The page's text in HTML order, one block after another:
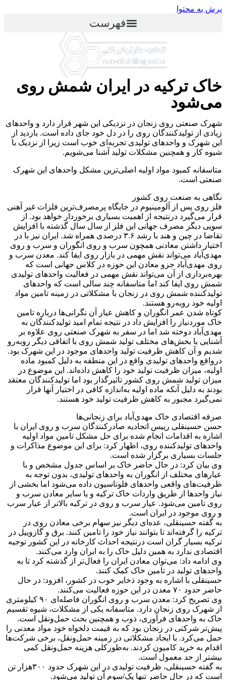
پرش به محتوا
فهرست
خاک ترکیه در ایران شمش روی
می‌شود
شهرک صنعتی روی زنجان در نزدیکی این شهر قرار دارد و واحدهای
زیادی از تولیدکنندگان روی را در دل خود جای داده است. بازدید از
این شهرک و واحدهای تولیدی تجربه‌ای خوب است زیرا از نزدیک با
شیوه کار و همچنین مشکلات تولید آشنا می‌شویم.
متاسفانه کمبود مواد اولیه اصلی‌ترین مشکل واحد‌های این شهرک
صنعتی است.
نگاهی به صنعت روی کشور
فلز روی پس از آلومینیوم در جایگاه پرمصرف‌ترین فلزات غیر آهنی
قرار می‌گیرد درنتیجه از اهمیت بسیاری برخوردار خواهد بود. از
سویی دیگر مصرف جهانی این فلز از سال سال گذشته با افزایش
تقاضا در چین و هند با رشد ۳.۶ درصدی همراه شد. ایران نیز با در
اختیار داشتن معادنی همچون سرب و روی انگوران و سرب و روی
مهدی‌آباد می‌تواند نقش مهمی در بازار روی ایفا کند. معدن سرب و
روی مهدی‌آباد جزو معادن این حوزه در کلاس جهانی است که
بهره‌برداری از آن می‌تواند نقش مهمی در فعالیت واحدهای تولیدی
شمش روی ایفا کند اما متاسفانه چند سالی است که واحدهای
تولید‌کننده شمش روی در زنجان با مشکلاتی در زمینه تامین مواد
اولیه خود رو‌به‌رو هستند.
کوتاه شدن عمر انگوران و کاهش عیار آن نگرانی‌ها درباره تامین
خاک موردنیاز را افزایش داد در نتیجه تمام امید تولیدکنندگان به
مهدی‌آباد دوخته شد اما در سفر به شهرک صنعتی روی علاوه بر
آشنایی با بخش‌های مختلف تولید شمش روی با اتفاقی دیگر رو‌به‌رو
شدیم و آن کاهش ظرفیت تولید واحدهای موجود در این شهرک بود.
درواقع واحدهای تولیدی واقع در این منطقه به دلیل کمبود ماده
اولیه، میزان ظرفیت تولید خود را کاهش داده‌اند. این موضوع در
میزان تولید شمش روی کشور تاثیر‌گذار بود اما تولیدکنندگان معتقد
بودند به دلیل آنکه ماده اولیه به‌اندازه کافی در اختیار آنها قرار
نمی‌گیرد مجبور به کاهش ظرفیت تولید خود هستند.
صرفه اقتصادی خاک مهدی‌آباد برای زنجانی‌ها
حسن حسینقلی رییس اتحادیه صادرکنندگان سرب و روی ایران با
اشاره به اقدامات انجام شده برای حل مشکل تامین مواد اولیه
واحدهای تولیدکننده روی، اظهار کرد: برای این موضوع مذاکرات و
جلسات بسیاری برگزار شده است.
وی بیان کرد: در حال حاضر خاک بر اساس جدول مشخص و با
عیارهای مختلف از انگوران به واحدهای تولیدی، بدون توجه به
ظرفیت‌های واقعی واحدهای فلوتاسیون داده می‌شود اما بخشی از
نیاز واحدها از طریق واردات خاک ترکیه و یا سایر معادن سرب و
روی تامین می‌شود. عیار سرب‌ و‌ روی در ترکیه بالاتر از عیار سرب
و روی موجود در ایران است.
به گفته حسینقلی، عده‌ای دیگر نیز سهام برخی معادن روی در
ترکیه را گرفته‌اند تا بتوانند نیاز خود را تامین کنند. برق و گازوییل در
ترکیه بسیار گران است درنتیجه احداث کارخانه در این کشور توجیه
اقتصادی ندارد به همین دلیل خاک را به ایران وارد می‌کنند.
وی ادامه داد: می‌توان معادن ایران را فعال‌تر از گذشته کرد تا به
واحدهای تولید در تامین خاک کمک کنند.
حسینقلی با اشاره به وجود ذخایر خوب در کشور، افزود: در حال
حاضر حدود ۷۰ معدن در این حوزه فعالیت می‌کنند.
وی تصریح کرد: معدن سرب و روی انگوران فاصله‌ای ۹۰ کیلومتری
از شهرک روی زنجان دارد. متاسفانه یکی از مشکلات، شیوه تقسیم
خاک به واحد‌های فرآوری، ذوب و همچنین بحث حمل‌ونقل است.
پیش‌تر شرکتی در زنجان بود که به قیمت دلخواه خود مواد معدنی را
حمل می‌کرد. با ایجاد مشکلاتی در زمینه حمل‌ونقل، برخی شرکت‌ها
اقدام به خرید کامیون کردند. به‌طورکلی هزینه حمل‌ونقل کمی‌
بیشتر از حد معمول است.
به گفته حسینقلی، ظرفیت تولیدی در این شهرک حدود ۳۰۰هزار تن
است که در حال حاضر تنها یک/سوم آن تولید می‌شود.